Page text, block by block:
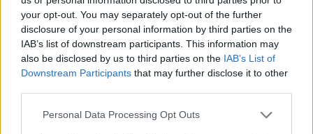
your opt-out. You may separately opt-out of the further
disclosure of your personal information by third parties on the
IAB’s list of downstream participants. This information may
also be disclosed by us to third parties on the IAB’s List of
Downstream Participants that may further disclose it to other
Personal Data Processing Opt Outs